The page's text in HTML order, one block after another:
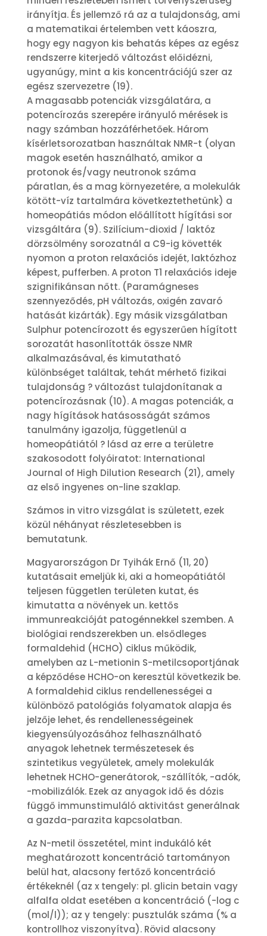
irányítja. És jellemző rá az a tulajdonság, ami
a matematikai értelemben vett káoszra,
hogy egy nagyon kis behatás képes az egész
rendszerre kiterjedő változást előidézni,
ugyanúgy, mint a kis koncentrációjú szer az
egész szervezetre (19).
A magasabb potenciák vizsgálatára, a
potencírozás szerepére irányuló mérések is
nagy számban hozzáférhetőek. Három
kísérletsorozatban használtak NMR-t (olyan
magok esetén használható, amikor a
protonok és/vagy neutronok száma
páratlan, és a mag környezetére, a molekulák
kötött-víz tartalmára következtethetünk) a
homeopátiás módon előállított hígítási sor
vizsgáltára (9). Szilícium-dioxid / laktóz
dörzsölmény sorozatnál a C9-ig követték
nyomon a proton relaxációs idejét, laktózhoz
képest, pufferben. A proton T1 relaxációs ideje
szignifikánsan nőtt. (Paramágneses
szennyeződés, pH változás, oxigén zavaró
hatását kizárták). Egy másik vizsgálatban
Sulphur potencírozott és egyszerűen hígított
sorozatát hasonlították össze NMR
alkalmazásával, és kimutatható
különbséget találtak, tehát mérhető fizikai
tulajdonság ? változást tulajdonítanak a
potencírozásnak (10). A magas potenciák, a
nagy hígítások hatásosságát számos
tanulmány igazolja, függetlenül a
homeopátiától ? lásd az erre a területre
szakosodott folyóiratot: International
Journal of High Dilution Research (21), amely
az első ingyenes on-line szaklap.
Számos in vitro vizsgálat is született, ezek
közül néhányat részletesebben is
bemutatunk.
Magyarországon Dr Tyihák Ernő (11, 20)
kutatásait emeljük ki, aki a homeopátiától
teljesen független területen kutat, és
kimutatta a növények un. kettős
immunreakcióját patogénnekkel szemben. A
biológiai rendszerekben un. elsődleges
formaldehid (HCHO) ciklus működik,
amelyben az L-metionin S-metilcsoportjának
a képződése HCHO-on keresztül következik be.
A formaldehid ciklus rendellenességei a
különböző patológiás folyamatok alapja és
jelzője lehet, és rendellenességeinek
kiegyensúlyozásához felhasználható
anyagok lehetnek természetesek és
szintetikus vegyületek, amely molekulák
lehetnek HCHO-generátorok, -szállítók, -adók,
-mobilizálók. Ezek az anyagok idő és dózis
függő immunstimuláló aktivitást generálnak
a gazda-parazita kapcsolatban.
Az N-metil összetétel, mint indukáló két
meghatározott koncentráció tartományon
belül hat, alacsony fertőző koncentráció
értékeknél (az x tengely: pl. glicin betain vagy
alfalfa oldat esetében a koncentráció (-log c
(mol/l)); az y tengely: pusztulák száma (% a
kontrollhoz viszonyítva). Rövid alacsony